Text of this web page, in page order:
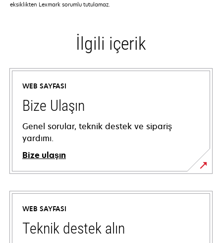
eksiklikten Lexmark sorumlu tutulamaz.
İlgili içerik
WEB SAYFASI
Bize Ulaşın
Genel sorular, teknik destek ve sipariş
yardımı.
Bize ulaşın
WEB SAYFASI
Teknik destek alın